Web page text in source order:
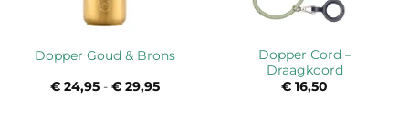
Dopper Goud & Brons
€24,95 - €29,95Prijsklasse:
Dopper Cord –
Draagkoord
€ 16,50